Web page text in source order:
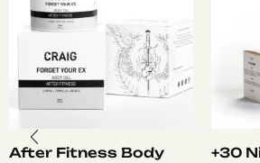
After Fitness Body
+30